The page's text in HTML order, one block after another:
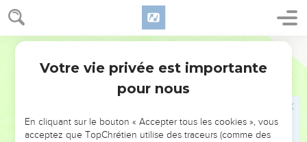
1 Rois 17
כַּ֤ד הַקֶּ֙מַח֙ לֹ֣א כָלָ֔תָה וְצַפַּ֥חַת הַשֶּׁ֖מֶן לֹ֣א חָסֵ֑ר כִּדְבַ֣ר יְהוָ֔ה אֲשֶׁ֥ר
דִּבֶּ֖ר בְּיַ֥ד אֵלִיָּֽהוּ׃
17
חָזָ֣ק מְאֹ֔ד עַ֛ד אֲשֶׁ֥ר לֹא־נֽוֹתְרָה־בּ֖וֹ נְשָׁמָֽה׃
וַתֹּ֙אמֶר֙ אֶל־אֵ֣לִיָּ֔הוּ מַה־לִּ֥י וָלָ֖ךְ אִ֣ישׁ הָאֱלֹהִ֑ים בָּ֧אתָ אֵלַ֛י לְהַזְכִּ֥יר
אֶת־עֲוֺנִ֖י וּלְהָמִ֥ית אֶת־בְּנִֽי׃
Votre vie privée est importante
pour nous
En cliquant sur le bouton « Accepter tous les cookies », vous
acceptez que TopChrétien utilise des traceurs (comme des